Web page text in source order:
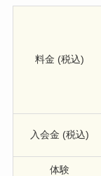
料金 (税込)
入会金 (税込)
体験